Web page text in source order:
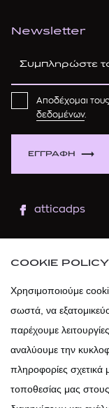
Newsletter
ΕΓΓΡΑΦΗ
Αποδέχομαι
δεδομένων.
atticadps
atticadps
COOKIE POLICY
Χρησιμοποιούμε
σωστά, να
παρέχουμε
αναλύουμε την
πληροφορίες
τοποθεσίας μας